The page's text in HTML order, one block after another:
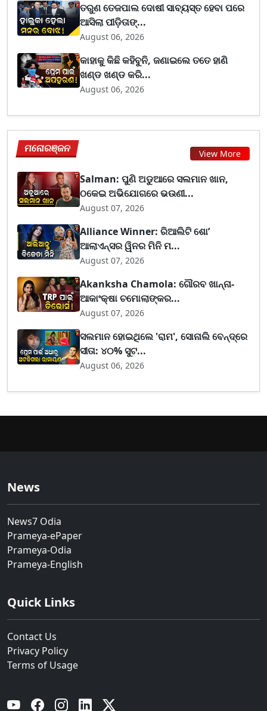
ତରୁଣ ତେଜପାଲ ଦୋଷୀ ସାବ୍ୟସ୍ତ ହେବା ପରେ
ଆସିଲା ପୀଡ଼ିତାଙ୍...
August 06, 2026
କାହାକୁ କିଛି କହିବୁନି, ଜଣାଇଲେ ତତେ ହାଣି
ଖଣ୍ଡ ଖଣ୍ଡ କରି...
August 06, 2026
ମନୋରଞ୍ଜନ View More
Salman: ପୁଣି ଅଡୁଆରେ ସଲମାନ ଖାନ,
ଠକେଇ ଅଭିଯୋଗରେ ଭଉଣୀ...
August 07, 2026
Alliance Winner: ରିଆଲିଟି ଶୋ’
ଆଲାଏନ୍ସର ୱିନର ମିନି ମ...
August 07, 2026
Akanksha Chamola: ଗୌରବ ଖାନ୍ନା-
ଆକାଂକ୍ଷା ଚମୋଲାଙ୍କର...
August 07, 2026
ସଲମାନ ହୋଇଥିଲେ 'ରାମ', ସୋନାଲି ବେନ୍ଦ୍ରେ
ସୀତା: ୪୦% ସୁଟ...
August 06, 2026
News
News7 Odia
Prameya-ePaper
Prameya-Odia
Prameya-English
Quick Links
Contact Us
Privacy Policy
Terms of Usage
YouTube Facebook Instagram Linkedin